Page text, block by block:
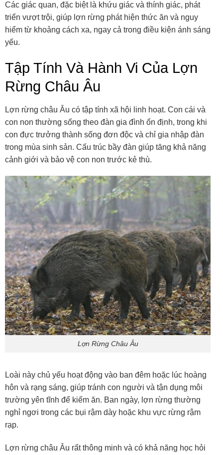
Các giác quan, đặc biệt là khứu giác và thính giác, phát
triển vượt trội, giúp lợn rừng phát hiện thức ăn và nguy
hiểm từ khoảng cách xa, ngay cả trong điều kiện ánh sáng
yếu.
Tập Tính Và Hành Vi Của Lợn
Rừng Châu Âu
Lợn rừng châu Âu có tập tính xã hội linh hoạt. Con cái và
con non thường sống theo đàn gia đình ổn định, trong khi
con đực trưởng thành sống đơn độc và chỉ gia nhập đàn
trong mùa sinh sản. Cấu trúc bầy đàn giúp tăng khả năng
cảnh giới và bảo vệ con non trước kẻ thù.
Lợn Rừng Châu Âu
Loài này chủ yếu hoạt động vào ban đêm hoặc lúc hoàng
hôn và rạng sáng, giúp tránh con người và tận dụng môi
trường yên tĩnh để kiếm ăn. Ban ngày, lợn rừng thường
nghỉ ngơi trong các bụi rậm dày hoặc khu vực rừng rậm
rạp.
Lợn rừng châu Âu rất thông minh và có khả năng học hỏi